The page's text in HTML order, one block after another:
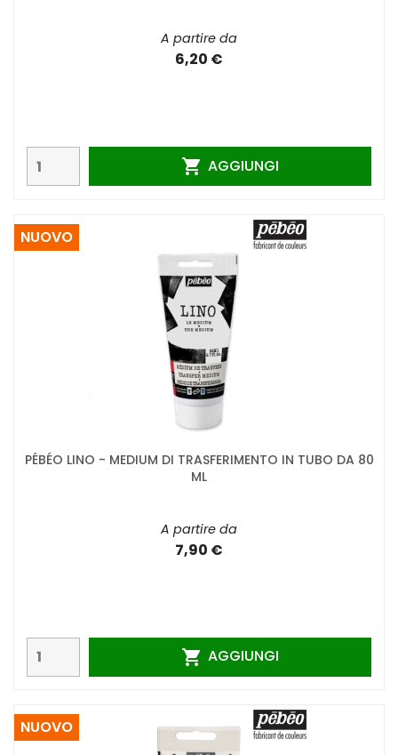
A partire da
6,20 €
 AGGIUNGI
PÉBÉO LINO - MEDIUM DI TRASFERIMENTO IN TUBO DA 80
ML
A partire da
7,90 €
 AGGIUNGI
NUOVO
NUOVO